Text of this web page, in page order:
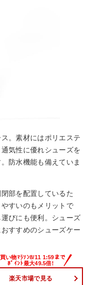
。素材にはポリエステ
気性に優れシューズを
防水機能も備えていま
部を配置しているた
すいのもメリットで
びにも便利。シューズ
すすめのシューズケー
楽天市場で見る